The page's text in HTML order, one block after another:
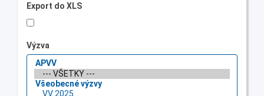
Export do XLS
Výzva